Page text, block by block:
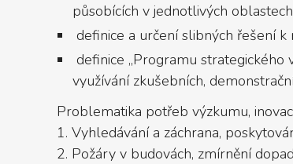
působících v jednotlivých
definice a určení slibných řešení
definice „Programu strategického
využívání zkušebních,
Problematika potřeb výzkumu,
1. Vyhledávání a záchrana,
2. Požáry v budovách, zmírnění